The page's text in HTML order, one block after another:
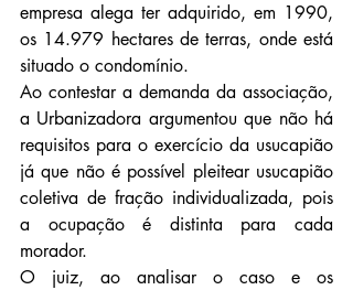
empresa alega ter adquirido, em 1990,
os 14.979 hectares de terras, onde está
situado o condomínio.
Ao contestar a demanda da associação,
a Urbanizadora argumentou que não há
requisitos para o exercício da usucapião
já que não é possível pleitear usucapião
coletiva de fração individualizada, pois
a ocupação é distinta para cada
morador.
O juiz, ao analisar o caso e os